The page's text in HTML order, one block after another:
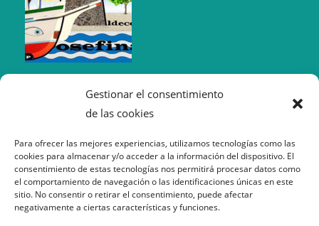
Gestionar el consentimiento
de las cookies
Para ofrecer las mejores experiencias, utilizamos tecnologías como las
cookies para almacenar y/o acceder a la información del dispositivo. El
consentimiento de estas tecnologías nos permitirá procesar datos como
el comportamiento de navegación o las identificaciones únicas en este
sitio. No consentir o retirar el consentimiento, puede afectar
negativamente a ciertas características y funciones.